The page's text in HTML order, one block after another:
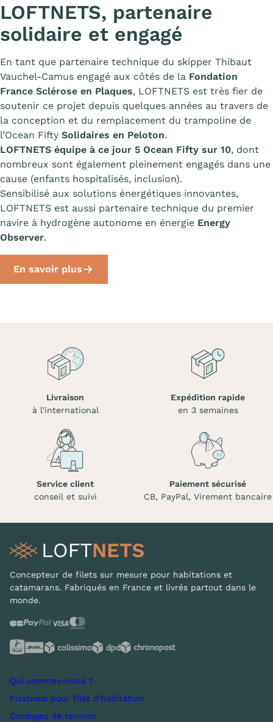
LOFTNETS, partenaire
solidaire et engagé
En tant que partenaire technique du skipper Thibaut
Vauchel-Camus engagé aux côtés de la Fondation
France Sclérose en Plaques, LOFTNETS est très fier de
soutenir ce projet depuis quelques années au travers de
la conception et du remplacement du trampoline de
l’Ocean Fifty Solidaires en Peloton.
LOFTNETS équipe à ce jour 5 Ocean Fifty sur 10, dont
nombreux sont également pleinement engagés dans une
cause (enfants hospitalisés, inclusion).
Sensibilisé aux solutions énergétiques innovantes,
LOFTNETS est aussi partenaire technique du premier
navire à hydrogène autonome en énergie Energy
Observer.
En savoir plus
Livraison
à l'international
Expédition rapide
en 3 semaines
Service client
conseil et suivi
Paiement sécurisé
CB, PayPal, Virement bancaire
Concepteur de filets sur mesure pour habitations et
catamarans. Fabriqués en France et livrés partout dans le
monde.
Qui sommes-nous ?
Fixations pour filet d'habitation
Cordages de tension